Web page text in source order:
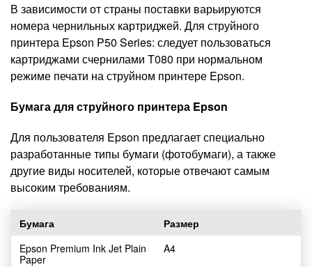
В зависимости от страны поставки варьируются
номера чернильных картриджей. Для струйного
принтера Epson P50 Series: следует пользоваться
картриджами счернилами T080 при нормальном
режиме печати на струйном принтере Epson.
Бумага для струйного принтера Epson
Для пользователя Epson предлагает специально
разработанные типы бумаги (фотобумаги), а также
другие виды носителей, которые отвечают самым
высоким требованиям.
Бумага
Размер
Epson Premium Ink Jet Plain
Paper
A4